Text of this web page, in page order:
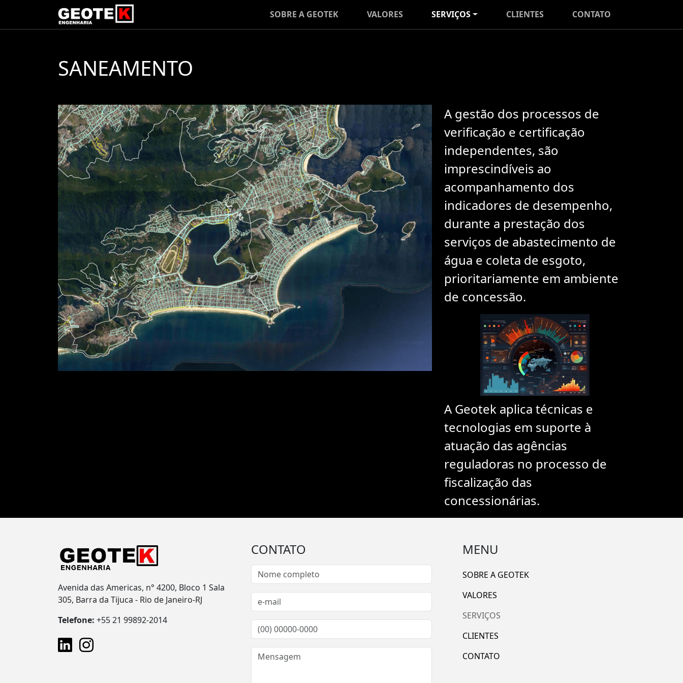
SOBRE A GEOTEK VALORES SERVIÇOS CLIENTES CONTATO
SANEAMENTO
A gestão dos processos de
verificação e certificação
independentes, são
imprescindíveis ao
acompanhamento dos
indicadores de desempenho,
durante a prestação dos
serviços de abastecimento de
água e coleta de esgoto,
prioritariamente em ambiente
de concessão.
A Geotek aplica técnicas e
tecnologias em suporte à
atuação das agências
reguladoras no processo de
fiscalização das
concessionárias.
Avenida das Americas, n° 4200, Bloco 1 Sala
305, Barra da Tijuca - Rio de Janeiro-RJ
Telefone: +55 21 99892-2014
CONTATO MENU
SOBRE A GEOTEK
VALORES
SERVIÇOS
CLIENTES
CONTATO